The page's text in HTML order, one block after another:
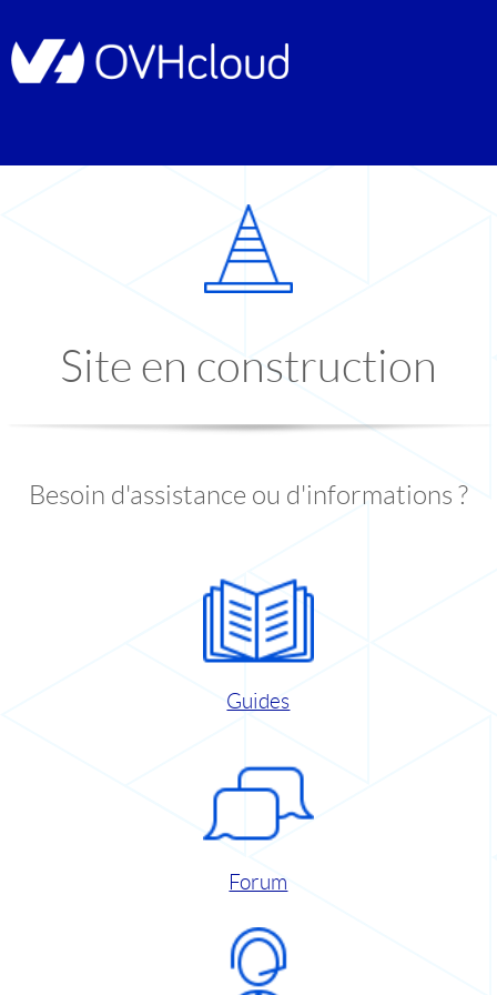
Site en construction
Besoin d'assistance ou d'informations ?
Guides
Forum